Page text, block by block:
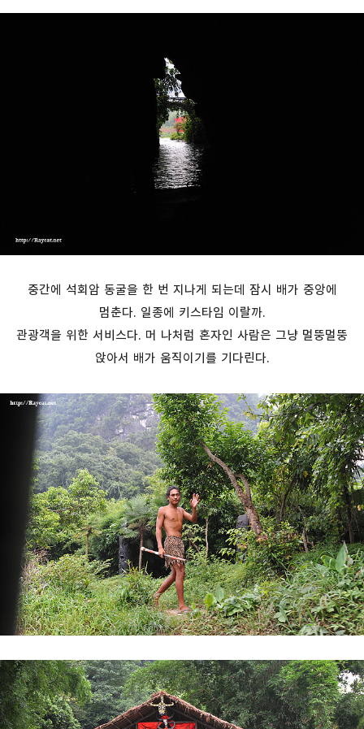
중간에 석회암 동굴을 한 번 지나게 되는데 잠시 배가 중앙에
멈춘다. 일종에 키스타임 이랄까.
관광객을 위한 서비스다. 머 나처럼 혼자인 사람은 그냥 멀뚱멀뚱
앉아서 배가 움직이기를 기다린다.